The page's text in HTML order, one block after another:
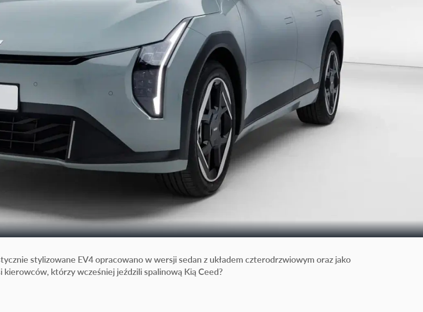
stylizowane EV4 opracowano w wersji sedan z układem czterodrzwiowym oraz jako
którzy wcześniej jeździli spalinową Kią Ceed?